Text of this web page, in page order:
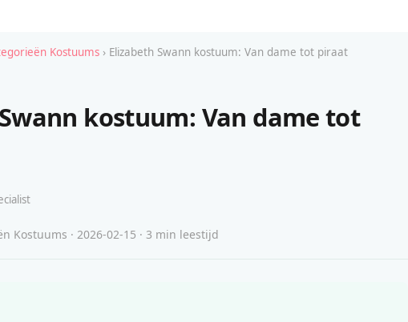
Kostuums › Elizabeth Swann kostuum: Van dame tot piraat
kostuum: Van dame tot
Kostuums · 2026-02-15 · 3 min leestijd